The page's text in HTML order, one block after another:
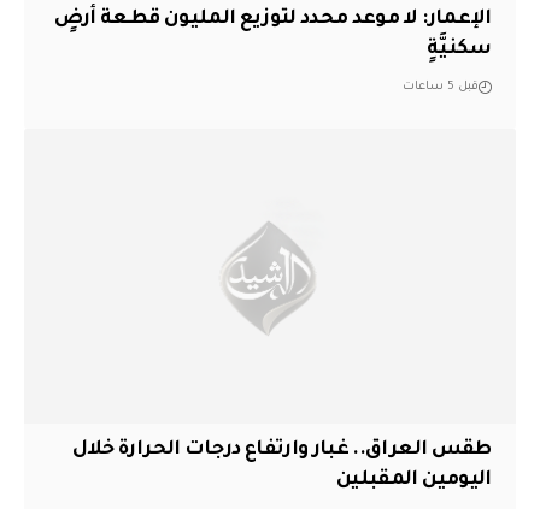
الإعمار: لا موعد محدد لتوزيع المليون قطعة أرضٍ
سكنيَّةٍ
قبل 5 ساعات
طقس العراق.. غبار وارتفاع درجات الحرارة خلال
اليومين المقبلين